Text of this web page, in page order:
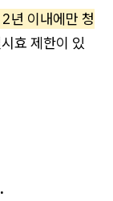
년 이내에만 청
효 제한이 있